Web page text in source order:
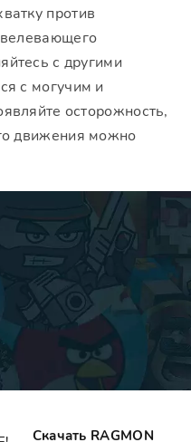
против
с другими
с могучим и
осторожность,
движения можно
Скачать RAGMON